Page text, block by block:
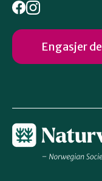
Engasjer